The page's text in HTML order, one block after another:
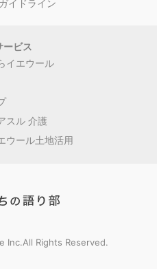
イドライン
ービス
イエウール
スル 介護
ウール土地活用
Inc.All Rights Reserved.